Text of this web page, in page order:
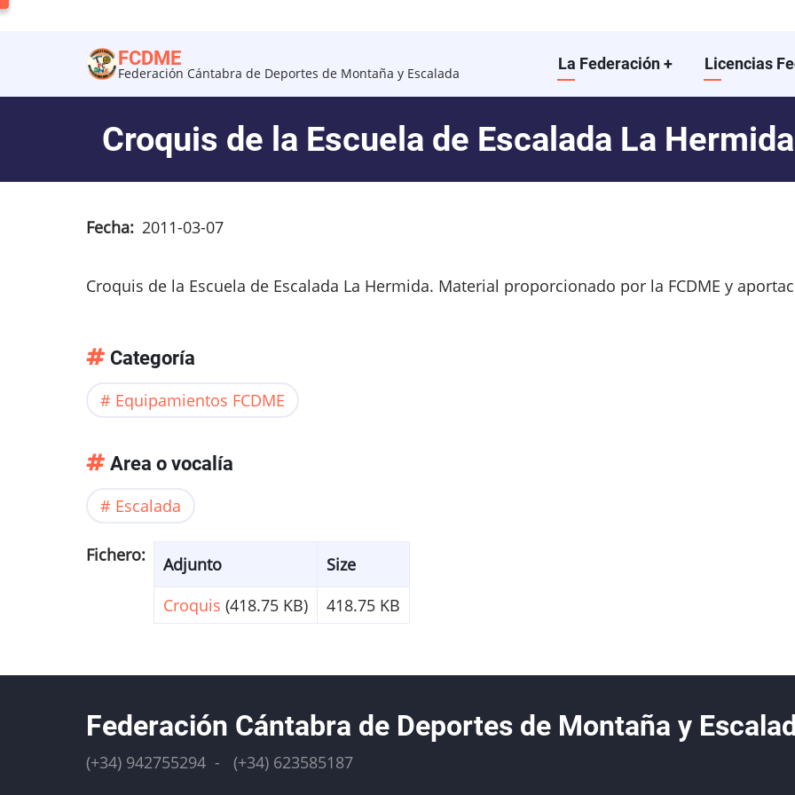
contenido
principal
FCDME
Federación Cántabra de Deportes de Montaña y Escalada
Main
La Federación+ Licencias
Croquis de la Escuela de Escalada La Hermida
Fecha 2011-03-07
Croquis de la Escuela de Escalada La Hermida. Material proporcionado por la FCDME y
Categoría
Equipamientos FCDME
Area o vocalía
Escalada
Fichero Adjunto
Size
Croquis (418.75 KB) 418.75 KB
Federación Cántabra de Deportes de Montaña y
(+34) 942755294 - (+34) 623585187